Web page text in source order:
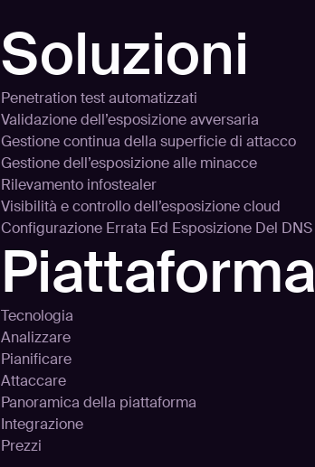
Soluzioni
Penetration test automatizzati
Validazione dell’esposizione avversaria
Gestione continua della superficie di attacco
Gestione dell’esposizione alle minacce
Rilevamento infostealer
Visibilità e controllo dell’esposizione cloud
Configurazione Errata Ed Esposizione Del DNS
Piattaforma
Tecnologia
Analizzare
Pianificare
Attaccare
Panoramica della piattaforma
Integrazione
Prezzi